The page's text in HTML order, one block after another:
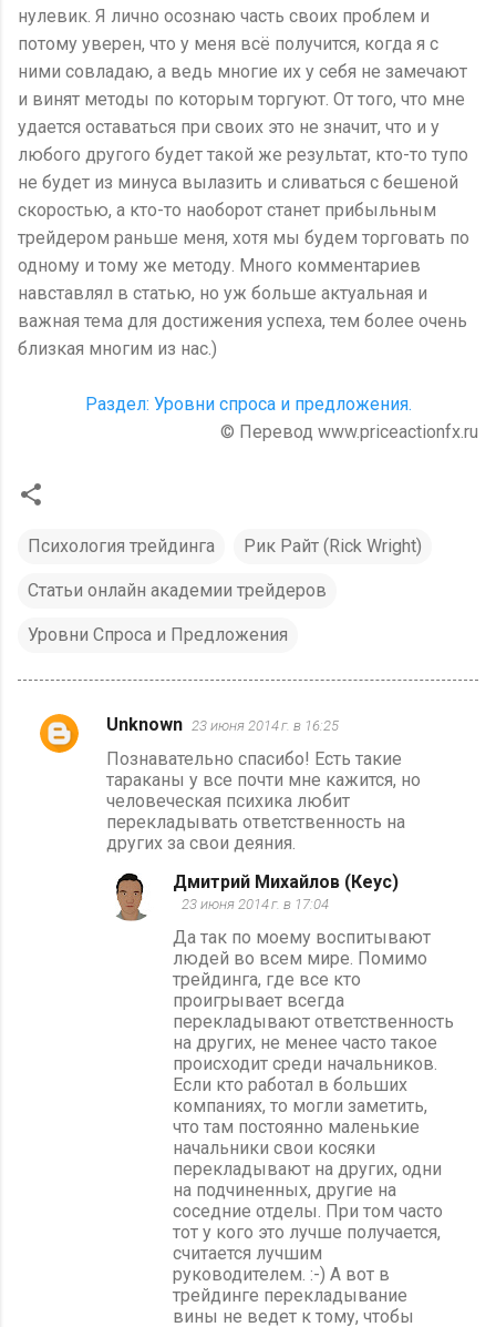
нулевик. Я лично осознаю часть своих проблем и
потому уверен, что у меня всё получится, когда я с
ними совладаю, а ведь многие их у себя не замечают
и винят методы по которым торгуют. От того, что мне
удается оставаться при своих это не значит, что и у
любого другого будет такой же результат, кто-то тупо
не будет из минуса вылазить и сливаться с бешеной
скоростью, а кто-то наоборот станет прибыльным
трейдером раньше меня, хотя мы будем торговать по
одному и тому же методу. Много комментариев
навставлял в статью, но уж больше актуальная и
важная тема для достижения успеха, тем более очень
близкая многим из нас.)
Раздел: Уровни спроса и предложения.
© Перевод www.priceactionfx.ru
Психология трейдинга Рик Райт (Rick Wright)
Статьи онлайн академии трейдеров
Уровни Спроса и Предложения
К
Unknown 23 июня 2014 г. в 16:25
Познавательно спасибо! Есть такие
тараканы у все почти мне кажится, но
человеческая психика любит
перекладывать ответственность на
других за свои деяния.
Дмитрий Михайлов (Кеус)
23 июня 2014 г. в 17:04
Да так по моему воспитывают
людей во всем мире. Помимо
трейдинга, где все кто
проигрывает всегда
перекладывают ответственность
на других, не менее часто такое
происходит среди начальников.
Если кто работал в больших
компаниях, то могли заметить,
что там постоянно маленькие
начальники свои косяки
перекладывают на других, одни
на подчиненных, другие на
соседние отделы. При том часто
тот у кого это лучше получается,
считается лучшим
руководителем. :-) А вот в
трейдинге перекладывание
вины не ведет к тому, чтобы